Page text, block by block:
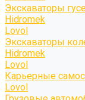
Экскаваторы
Hidromek
Lovol
Экскаваторы
Hidromek
Lovol
Карьерные
Lovol